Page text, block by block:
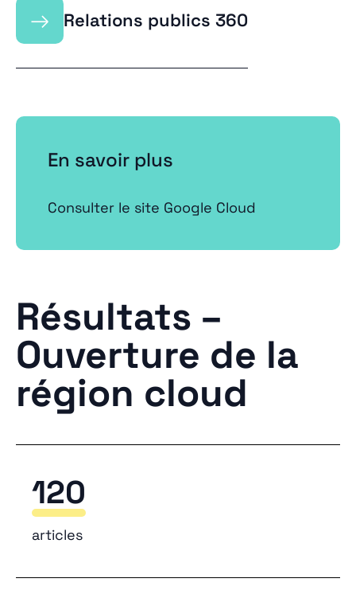
→ Relations publics 360
En savoir plus
Consulter le site Google Cloud
Résultats –
Ouverture de la
région cloud
120
articles